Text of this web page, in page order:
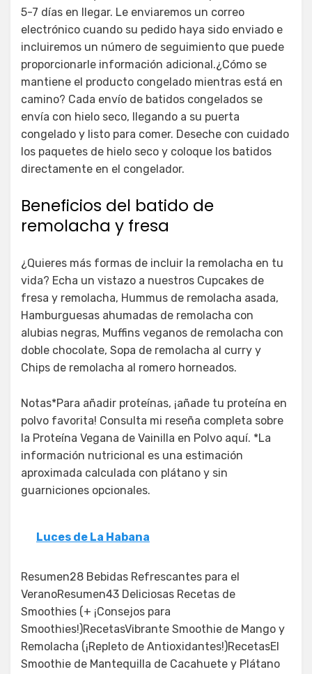
5-7 días en llegar. Le enviaremos un correo
electrónico cuando su pedido haya sido enviado e
incluiremos un número de seguimiento que puede
proporcionarle información adicional.¿Cómo se
mantiene el producto congelado mientras está en
camino? Cada envío de batidos congelados se
envía con hielo seco, llegando a su puerta
congelado y listo para comer. Deseche con cuidado
los paquetes de hielo seco y coloque los batidos
directamente en el congelador.
Beneficios del batido de
remolacha y fresa
¿Quieres más formas de incluir la remolacha en tu
vida? Echa un vistazo a nuestros Cupcakes de
fresa y remolacha, Hummus de remolacha asada,
Hamburguesas ahumadas de remolacha con
alubias negras, Muffins veganos de remolacha con
doble chocolate, Sopa de remolacha al curry y
Chips de remolacha al romero horneados.
Notas*Para añadir proteínas, ¡añade tu proteína en
polvo favorita! Consulta mi reseña completa sobre
la Proteína Vegana de Vainilla en Polvo aquí. *La
información nutricional es una estimación
aproximada calculada con plátano y sin
guarniciones opcionales.
Luces de La Habana
Resumen28 Bebidas Refrescantes para el
VeranoResumen43 Deliciosas Recetas de
Smoothies (+ ¡Consejos para
Smoothies!)RecetasVibrante Smoothie de Mango y
Remolacha (¡Repleto de Antioxidantes!)RecetasEl
Smoothie de Mantequilla de Cacahuete y Plátano